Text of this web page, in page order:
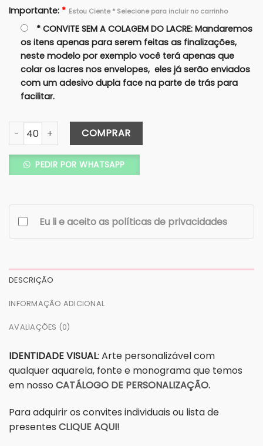
Importante: * Estou Ciente * Selecione para incluir no carrinho
* CONVITE SEM A COLAGEM DO LACRE: Mandaremos
os itens apenas para serem feitas as finalizações,
neste modelo por exemplo você terá apenas que
colar os lacres nos envelopes, eles já serão enviados
com um adesivo dupla face na parte de trás para
facilitar.
Convite Carta Tradicional GRANDE 30X22 - Colorido -
COMPRAR
PEDIR POR WHATSAPP
Eu li e aceito as políticas de privacidades
DESCRIÇÃO
INFORMAÇÃO ADICIONAL
AVALIAÇÕES (0)
IDENTIDADE VISUAL: Arte personalizável com
qualquer aquarela, fonte e monograma que temos
em nossoCATÁLOGO DE PERSONALIZAÇÃO.
Para adquirir os convites individuais ou lista de
presentes CLIQUE AQUI!